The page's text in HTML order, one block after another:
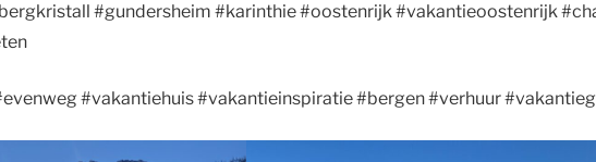
#gundersheim #karinthie #oostenrijk #vakantieoostenrijk
#vakantiehuis #vakantieinspiratie #bergen #verhuur